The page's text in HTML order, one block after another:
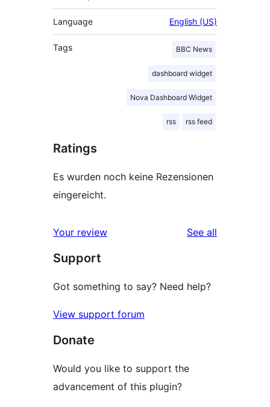
Language English (US)
Tags BBC News
dashboard widget
Nova Dashboard Widget
rss rss feed
Ratings
Es wurden noch keine Rezensionen
eingereicht.
Your review See all
Support
Got something to say? Need help?
View support forum
Donate
Would you like to support the
advancement of this plugin?